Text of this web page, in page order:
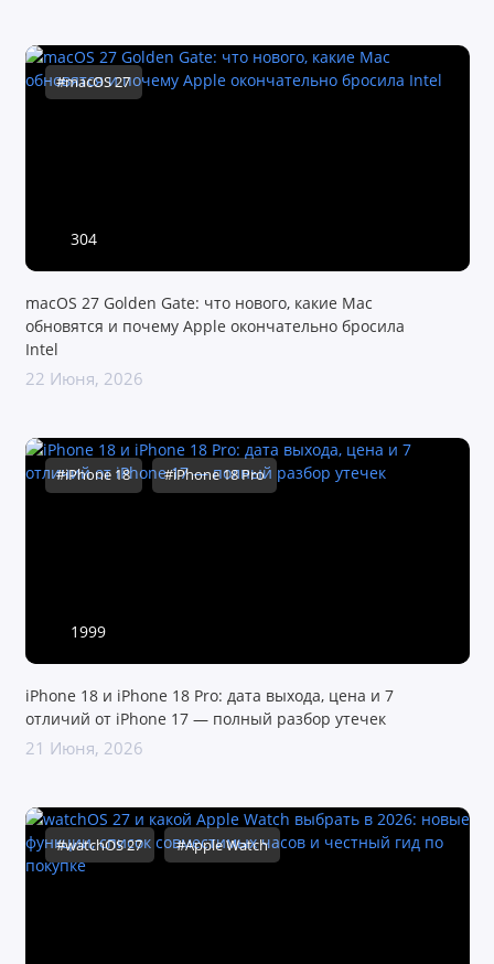
#macOS 27
304
macOS 27 Golden Gate: что нового, какие Mac
обновятся и почему Apple окончательно бросила
Intel
22 Июня, 2026
#iPhone 18 #iPhone 18 Pro
1999
iPhone 18 и iPhone 18 Pro: дата выхода, цена и 7
отличий от iPhone 17 — полный разбор утечек
21 Июня, 2026
#watchOS 27 #Apple Watch